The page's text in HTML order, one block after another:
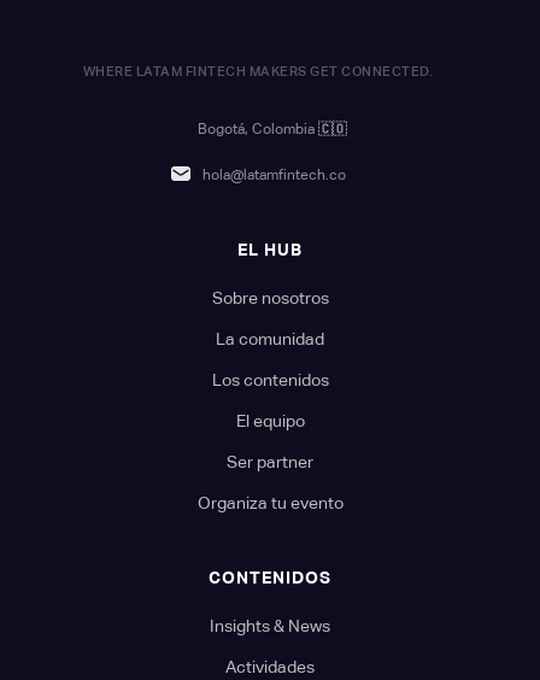
WHERE LATAM FINTECH MAKERS GET CONNECTED.
Bogotá, Colombia 🇨🇴
hola@latamfintech.co
EL HUB
Sobre nosotros
La comunidad
Los contenidos
El equipo
Ser partner
Organiza tu evento
CONTENIDOS
Insights & News
Actividades